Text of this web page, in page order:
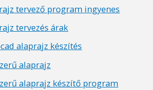
tervező program ingyenes
tervezés árak
alaprajz készítés
alaprajz
alaprajz készítő program